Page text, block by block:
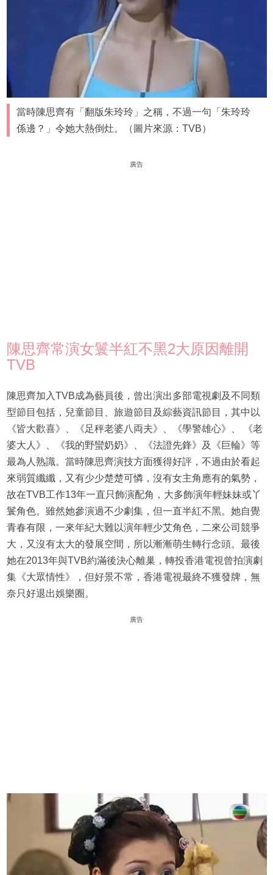
當時陳思齊有「翻版朱玲玲」之稱，不過一句「朱玲玲
係邊？」令她大熱倒灶。（圖片來源：TVB）
廣告
陳思齊常演女鬟半紅不黑2大原因離開
TVB
陳思齊加入TVB成為藝員後，曾出演出多部電視劇及不同類
型節目包括，兒童節目、旅遊節目及綜藝資訊節目，其中以
《皆大歡喜》、《足秤老婆八両夫》、《學警雄心》、 《老
婆大人》、《我的野蠻奶奶》、《法證先鋒》及《巨輪》等
最為人熟識。當時陳思齊演技方面獲得好評，不過由於看起
來弱質纖纖，又有少少楚楚可憐，沒有女主角應有的氣勢，
故在TVB工作13年一直只飾演配角，大多飾演年輕妹妹或丫
鬟角色。雖然她參演過不少劇集，但一直半紅不黑。她自覺
青春有限，一來年紀大難以演年輕少艾角色，二來公司競爭
大，又沒有太大的發展空間，所以漸漸萌生轉行念頭。最後
她在2013年與TVB約滿後決心離巢，轉投香港電視曾拍演劇
集《大眾情性》，但好景不常，香港電視最終不獲發牌，無
奈只好退出娛樂圈。
廣告